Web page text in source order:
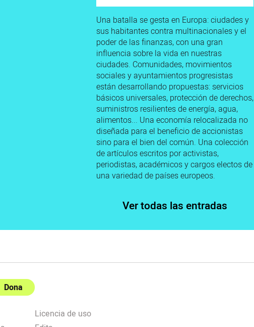
Una batalla se gesta en Europa: ciudades y
sus habitantes contra multinacionales y el
poder de las finanzas, con una gran
influencia sobre la vida en nuestras
ciudades. Comunidades, movimientos
sociales y ayuntamientos progresistas
están desarrollando propuestas: servicios
básicos universales, protección de derechos,
suministros resilientes de energía, agua,
alimentos... Una economía relocalizada no
diseñada para el beneficio de accionistas
sino para el bien del común. Una colección
de artículos escritos por activistas,
periodistas, académicos y cargos electos de
una variedad de países europeos.
Ver todas las entradas
Dona
Licencia de uso